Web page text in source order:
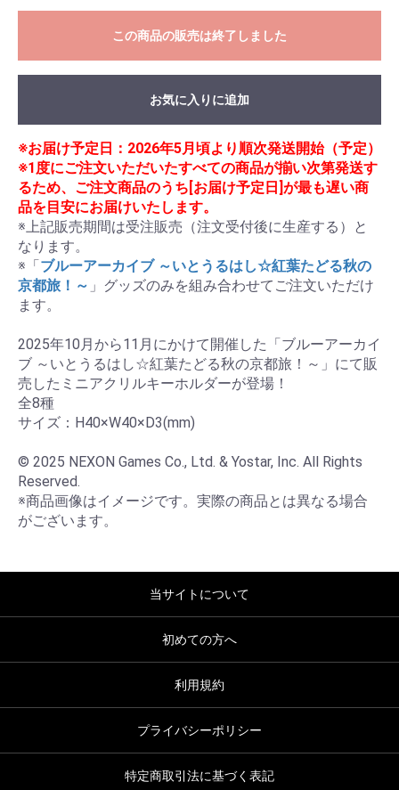
この商品の販売は終了しました
お気に入りに追加
※お届け予定日：2026年5月頃より順次発送開始（予定）
※1度にご注文いただいたすべての商品が揃い次第発送す
るため、ご注文商品のうち[お届け予定日]が最も遅い商
品を目安にお届けいたします。
※上記販売期間は受注販売（注文受付後に生産する）と
なります。
※「ブルーアーカイブ ～いとうるはし☆紅葉たどる秋の
京都旅！～ 」グッズのみを組み合わせてご注文いただけ
ます。
2025年10月から11月にかけて開催した「ブルーアーカイ
ブ ～いとうるはし☆紅葉たどる秋の京都旅！～」にて販
売したミニアクリルキーホルダーが登場！
全8種
サイズ：H40×W40×D3(mm)
© 2025 NEXON Games Co., Ltd. & Yostar, Inc. All Rights
Reserved.
※商品画像はイメージです。実際の商品とは異なる場合
がございます。
当サイトについて
初めての方へ
利用規約
プライバシーポリシー
特定商取引法に基づく表記